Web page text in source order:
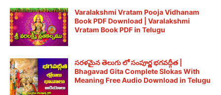
Varalakshmi Vratam Pooja Vidhanam
Book PDF Download | Varalakshmi
Vratam Book PDF in Telugu
సరళమైన తెలుగు లో సంపూర్ణ భగవద్గీత |
Bhagavad Gita Complete Slokas With
Meaning Free Audio Download in Telugu